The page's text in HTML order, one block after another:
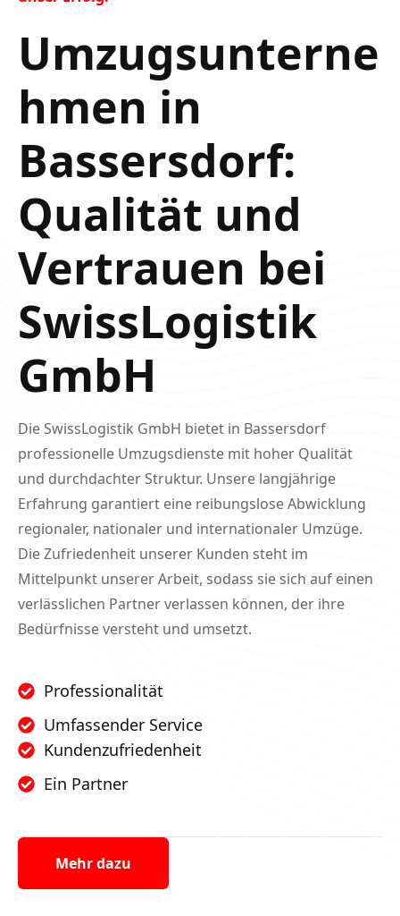
Umzugsunterne
hmen in
Bassersdorf:
Qualität und
Vertrauen bei
SwissLogistik
GmbH
Die SwissLogistik GmbH bietet in Bassersdorf
professionelle Umzugsdienste mit hoher Qualität
und durchdachter Struktur. Unsere langjährige
Erfahrung garantiert eine reibungslose Abwicklung
regionaler, nationaler und internationaler Umzüge.
Die Zufriedenheit unserer Kunden steht im
Mittelpunkt unserer Arbeit, sodass sie sich auf einen
verlässlichen Partner verlassen können, der ihre
Bedürfnisse versteht und umsetzt.
Professionalität
Umfassender Service
Kundenzufriedenheit
Ein Partner
Mehr dazu